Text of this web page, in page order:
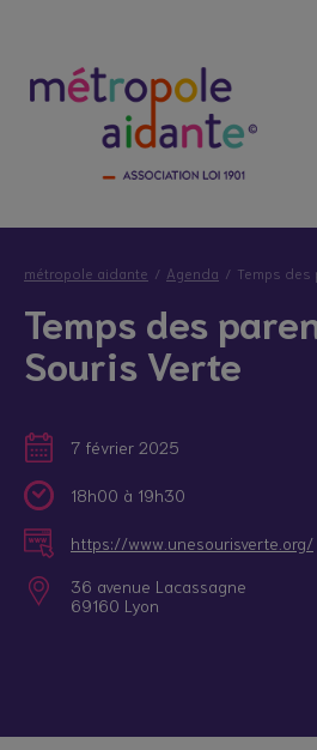
métropole aidante Agenda Temps des
Temps des
Souris Verte
7 février 2025
18h00 à 19h30
https://www.unesourisverte.org/
36 avenue Lacassagne
69160 Lyon